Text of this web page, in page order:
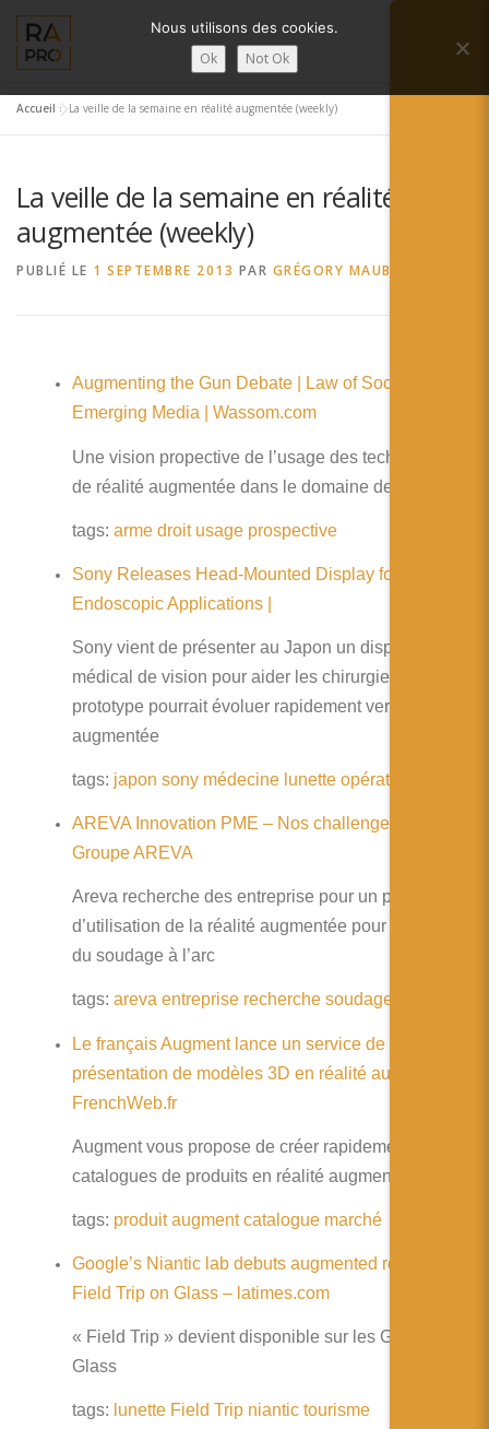
contenu
Menu
SERVICES RA’PRO ACTUALITÉ DE LA RA
简体中文
日本語
Accueil »La veille de la semaine en réalité augmentée (weekly)
La veille de la semaine en réalité
augmentée (weekly)
PUBLIÉ LE 1 SEPTEMBRE 2013 PAR GRÉGORY MAUBON
Augmenting the Gun Debate | Law of Social &
Emerging Media | Wassom.com
Une vision propective de l’usage des technologies
de réalité augmentée dans le domaine des armes
tags: arme droit usage prospective
Sony Releases Head-Mounted Display for
Endoscopic Applications |
Sony vient de présenter au Japon un dispositif
médical de vision pour aider les chirurgiens. Le
prototype pourrait évoluer rapidement vers la réalité
augmentée
tags: japon sony médecine lunette opération
AREVA Innovation PME – Nos challenges –
Groupe AREVA
Areva recherche des entreprise pour un projet
d’utilisation de la réalité augmentée pour la maitrise
du soudage à l’arc
tags: areva entreprise recherche soudage
Le français Augment lance un service de
présentation de modèles 3D en réalité augmentée |
FrenchWeb.fr
Augment vous propose de créer rapidement des
catalogues de produits en réalité augmentée
tags: produit augment catalogue marché
Google’s Niantic lab debuts augmented reality app
Field Trip on Glass – latimes.com
« Field Trip » devient disponible sur les Google
Glass
tags: lunette Field Trip niantic tourisme
Nous utilisons des cookies.
Ok Not Ok